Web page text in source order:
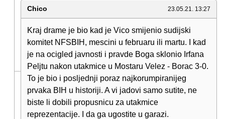
Chico 23.05.21. 13:27
Kraj drame je bio kad je Vico smijenio sudijski
komitet NFSBIH, mescini u februaru ili martu. I kad
je na ocigled javnosti i pravde Boga sklonio Irfana
Peljtu nakon utakmice u Mostaru Velez - Borac 3-0.
To je bio i posljednji poraz najkorumpiranijeg
prvaka BIH u historiji. A vi jadovi samo sutite, ne
biste li dobili propusnicu za utakmice
reprezentacije. I da ga ugostite u garazi.